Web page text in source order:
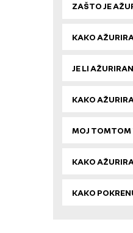
ZAŠTO JE
KAKO
JE LI
KAKO
MOJ TOMTOM
KAKO
KAKO